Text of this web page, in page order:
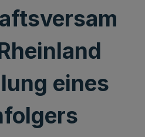
eines